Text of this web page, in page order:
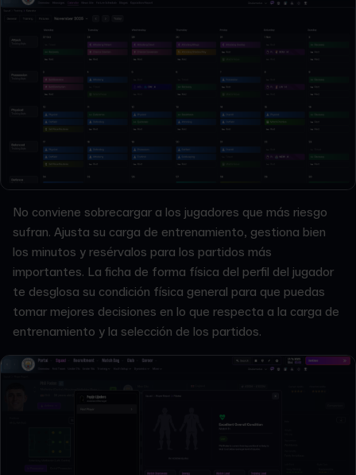
No conviene sobrecargar a los jugadores que más riesgo
sufran. Ajusta su carga de entrenamiento, gestiona bien
los minutos y resérvalos para los partidos más
importantes. La ficha de forma física del perfil del jugador
te desglosa su condición física general para que puedas
tomar mejores decisiones en lo que respecta a la carga de
entrenamiento y la selección de los partidos.